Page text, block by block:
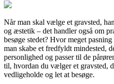
Når man skal vælge et gravsted,
og æstetik – det handler også om
besøge stedet? Hvor meget
man skabe et fredfyldt mindested,
personlighed og passer til de
til, hvordan du vælger et gravsted,
vedligeholde og let at besøge.